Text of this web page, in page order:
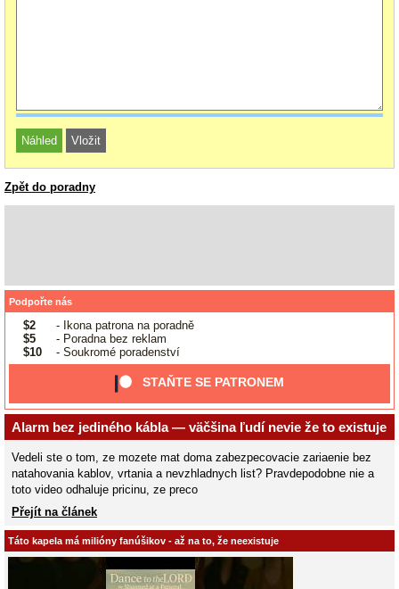
Zpět do poradny
Podpořte nás
$2
- Ikona patrona na poradně
$5
- Poradna bez reklam
$10
- Soukromé poradenství
STAŇTE SE PATRONEM
Alarm bez jediného kábla — väčšina ľudí nevie že to existuje
Vedeli ste o tom, ze mozete mat doma zabezpecovacie zariaenie bez
natahovania kablov, vrtania a nevzhladnych list? Pravdepodobne nie a
toto video odhaluje pricinu, ze preco
Přejít na článek
Táto kapela má milióny fanúšikov - až na to, že neexistuje